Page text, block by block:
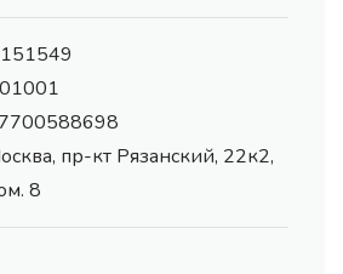
пр-кт Рязанский, 22к2,
8